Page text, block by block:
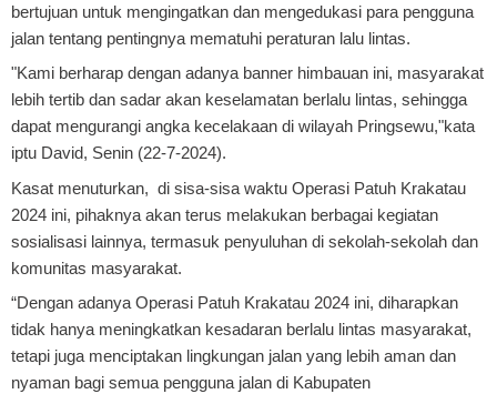
bertujuan untuk mengingatkan dan mengedukasi para pengguna
jalan tentang pentingnya mematuhi peraturan lalu lintas.
"Kami berharap dengan adanya banner himbauan ini, masyarakat
lebih tertib dan sadar akan keselamatan berlalu lintas, sehingga
dapat mengurangi angka kecelakaan di wilayah Pringsewu,"kata
iptu David, Senin (22-7-2024).
Kasat menuturkan, di sisa-sisa waktu Operasi Patuh Krakatau
2024 ini, pihaknya akan terus melakukan berbagai kegiatan
sosialisasi lainnya, termasuk penyuluhan di sekolah-sekolah dan
komunitas masyarakat.
“Dengan adanya Operasi Patuh Krakatau 2024 ini, diharapkan
tidak hanya meningkatkan kesadaran berlalu lintas masyarakat,
tetapi juga menciptakan lingkungan jalan yang lebih aman dan
nyaman bagi semua pengguna jalan di Kabupaten